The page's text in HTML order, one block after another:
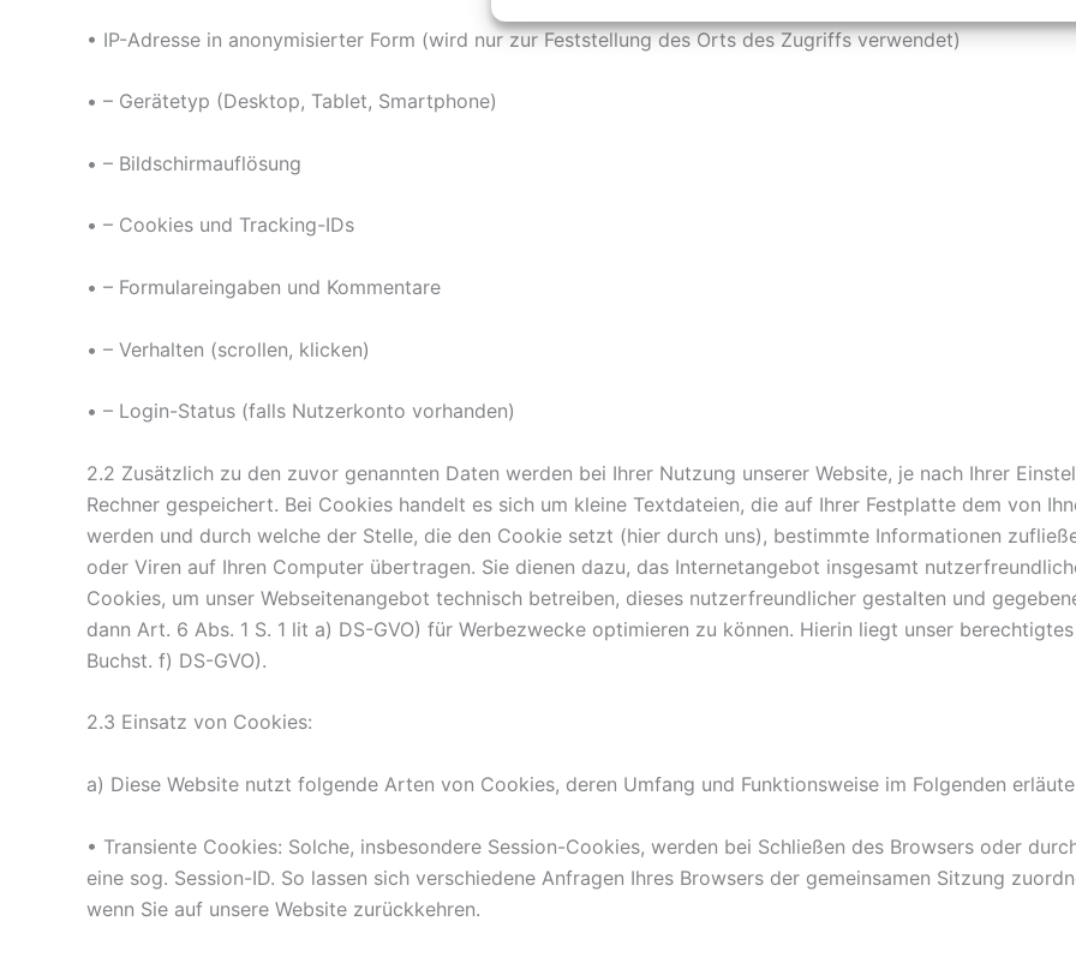
• IP-Adresse in anonymisierter Form (wird nur zur Feststellung des Orts des Zugriffs verwendet)
• – Gerätetyp (Desktop, Tablet, Smartphone)
• – Bildschirmauflösung
• – Cookies und Tracking-IDs
• – Formulareingaben und Kommentare
• – Verhalten (scrollen, klicken)
• – Login-Status (falls Nutzerkonto vorhanden)
2.2 Zusätzlich zu den zuvor genannten Daten werden bei Ihrer Nutzung unserer Website, je nach Ihrer
Rechner gespeichert. Bei Cookies handelt es sich um kleine Textdateien, die auf Ihrer Festplatte dem von
werden und durch welche der Stelle, die den Cookie setzt (hier durch uns), bestimmte Informationen
oder Viren auf Ihren Computer übertragen. Sie dienen dazu, das Internetangebot insgesamt
Cookies, um unser Webseitenangebot technisch betreiben, dieses nutzerfreundlicher gestalten und
dann Art. 6 Abs. 1 S. 1 lit a) DS-GVO) für Werbezwecke optimieren zu können. Hierin liegt unser
Buchst. f) DS-GVO).
2.3 Einsatz von Cookies:
a) Diese Website nutzt folgende Arten von Cookies, deren Umfang und Funktionsweise im Folgenden
• Transiente Cookies: Solche, insbesondere Session-Cookies, werden bei Schließen des Browsers oder
eine sog. Session-ID. So lassen sich verschiedene Anfragen Ihres Browsers der gemeinsamen Sitzung
wenn Sie auf unsere Website zurückkehren.